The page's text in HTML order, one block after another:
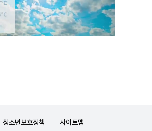
청소년보호정책 사이트맵